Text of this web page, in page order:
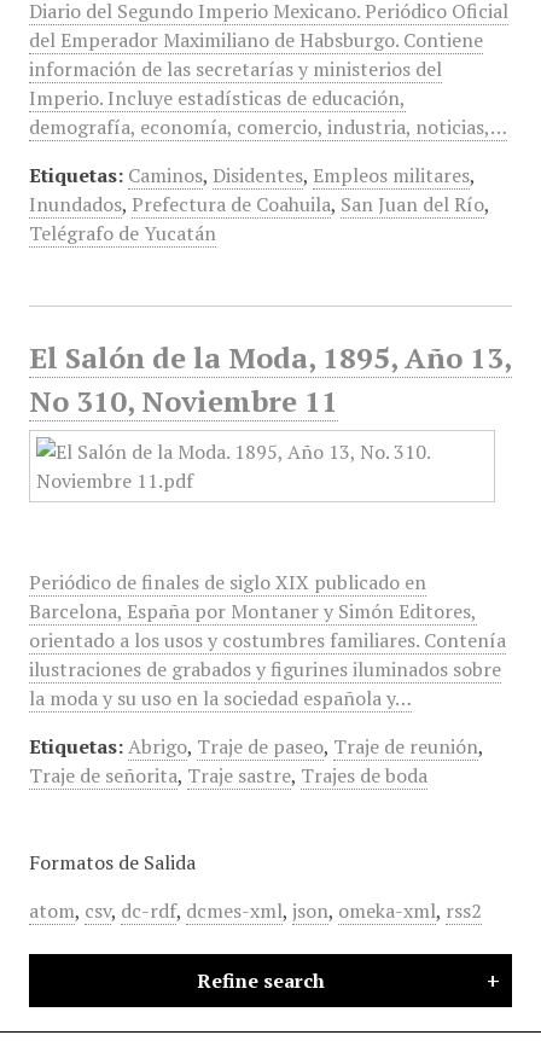
Diario del Segundo Imperio Mexicano. Periódico Oficial
del Emperador Maximiliano de Habsburgo. Contiene
información de las secretarías y ministerios del
Imperio. Incluye estadísticas de educación,
demografía, economía, comercio, industria, noticias,…
Etiquetas: Caminos, Disidentes, Empleos militares,
Inundados, Prefectura de Coahuila, San Juan del Río,
Telégrafo de Yucatán
El Salón de la Moda, 1895, Año 13,
No 310, Noviembre 11
Periódico de finales de siglo XIX publicado en
Barcelona, España por Montaner y Simón Editores,
orientado a los usos y costumbres familiares. Contenía
ilustraciones de grabados y figurines iluminados sobre
la moda y su uso en la sociedad española y…
Etiquetas: Abrigo, Traje de paseo, Traje de reunión,
Traje de señorita, Traje sastre, Trajes de boda
Formatos de Salida
atom, csv, dc-rdf, dcmes-xml, json, omeka-xml, rss2
Refine search